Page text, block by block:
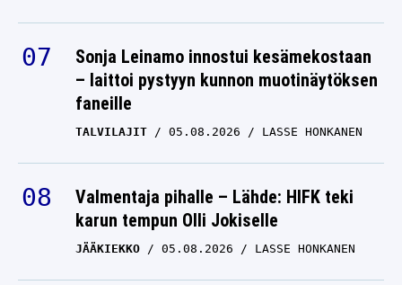
Sonja Leinamo innostui kesämekostaan
– laittoi pystyyn kunnon muotinäytöksen
faneille
TALVILAJIT 05.08.2026 LASSE HONKANEN
Valmentaja pihalle – Lähde: HIFK teki
karun tempun Olli Jokiselle
JÄÄKIEKKO 05.08.2026 LASSE HONKANEN